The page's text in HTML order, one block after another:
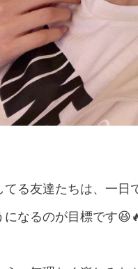
てる友達たちは、一
なるのが目標です